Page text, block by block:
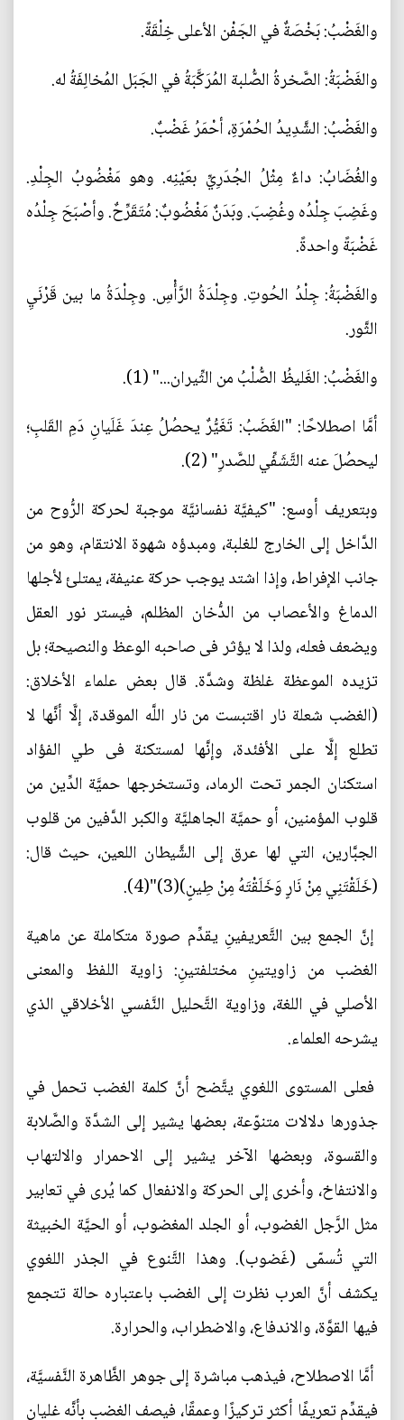
والغَضْبُ: بَخْصَةٌ في الجَفْن الأعلى خِلْقَةً.
والغَضْبَةُ: الصَّخرةُ الصُّلبة المُرَكَّبَةُ في الجَبَل المُخالِفَةُ له.
والغَضْبُ: الشَّدِيدُ الحُمْرَةِ، أحْمَرُ غَضْبٌ.
والغُضَابُ: داءٌ مِثْلُ الجُدَرِيِّ بعَيْنِه. وهو مَغْضُوبُ الجِلْدِ.
وغَضِبَ جِلْدُه وغُضِبَ. وبَدَنٌ مَغْضُوبٌ: مُتَقَرِّحٌ. وأصْبَحَ جِلْدُه
غَضْبَةً واحدةً.
والغَضْبَةُ: جِلْدُ الحُوتِ. وجِلْدَةُ الرَّأْسِ. وجِلْدَةُ ما بين قَرْنَيِ
الثَّور.
والغَضْبُ: الغَليظُ الصُّلْبُ من الثِّيران..." (1).
أمَّا اصطلاحًا: "الغَضَبُ: تَغَيُّرٌ يحصُلُ عِندَ غَلَيانِ دَمِ القَلبِ؛
ليحصُلَ عنه التَّشَفِّي للصَّدرِ" (2).
وبتعريف أوسع: "کیفیَّة نفسانیَّة موجبة لحرکة الرُّوح من
الدَّاخل إلی الخارج للغلبة، ومبدؤه شهوة الانتقام، وهو من
جانب الإفراط، وإذا اشتد یوجب حرکة عنیفة، يمتلئ لأجلها
الدماغ والأعصاب من الدُّخان المظلم، فيستر نور العقل
ویضعف فعله، ولذا لا یؤثر فی صاحبه الوعظ والنصیحة؛ بل
تزیده الموعظة غلظة وشدَّة. قال بعض علماء الأخلاق:
(الغضب شعلة نار اقتبست من نار اللَّه الموقدة، إلَّا أنَّها لا
تطلع إلَّا علی الأفئدة، وإنَّها لمستكنة فی طي الفؤاد
استكنان الجمر تحت الرماد، وتستخرجها حمیَّة الدِّین من
قلوب المؤمنین، أو حمیَّة الجاهلیَّة والكبر الدَّفین من قلوب
الجبَّارین، التي لها عرق إلی الشَّیطان اللعین، حیث قال:
(خَلَقْتَنِي مِنْ نَارٍ وَخَلَقْتَهُ مِنْ طِينٍ)(3)"(4).
إنَّ الجمع بين التَّعريفينِ يقدِّم صورة متكاملة عن ماهية
الغضب من زاويتينِ مختلفتينِ: زاوية اللفظ والمعنى
الأصلي في اللغة، وزاوية التَّحليل النَّفسي الأخلاقي الذي
يشرحه العلماء.
فعلى المستوى اللغوي يتَّضح أنَّ كلمة الغضب تحمل في
جذورها دلالات متنوّعة، بعضها يشير إلى الشدَّة والصَّلابة
والقسوة، وبعضها الآخر يشير إلى الاحمرار والالتهاب
والانتفاخ، وأخرى إلى الحركة والانفعال كما يُرى في تعابير
مثل الرَّجل الغضوب، أو الجلد المغضوب، أو الحيَّة الخبيثة
التي تُسمّى (غَضوب). وهذا التَّنوع في الجذر اللغوي
يكشف أنَّ العرب نظرت إلى الغضب باعتباره حالة تتجمع
فيها القوَّة، والاندفاع، والاضطراب، والحرارة.
أمَّا الاصطلاح، فيذهب مباشرة إلى جوهر الظَّاهرة النَّفسيَّة،
فيقدِّم تعريفًا أكثر تركيزًا وعمقًا، فيصف الغضب بأنَّه غليان